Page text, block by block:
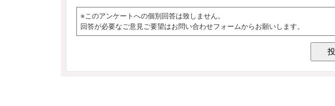
※このアンケートへの個別回答は致しません。
回答が必要なご意見ご要望はお問い合わせフォームからお願いします。